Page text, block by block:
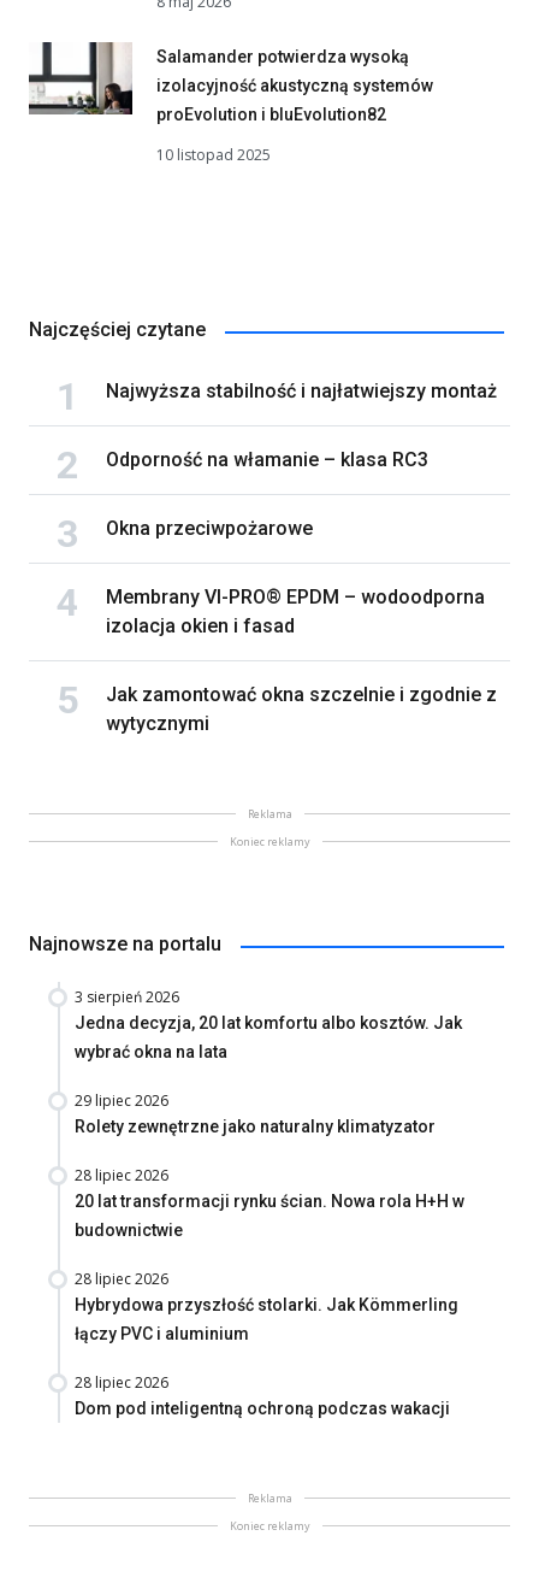
Salamander potwierdza wysoką
izolacyjność akustyczną systemów
proEvolution i bluEvolution82
10 listopad 2025
Najczęściej czytane
Najwyższa stabilność i najłatwiejszy montaż
Odporność na włamanie – klasa RC3
Okna przeciwpożarowe
Membrany VI-PRO® EPDM – wodoodporna
izolacja okien i fasad
Jak zamontować okna szczelnie i zgodnie z
wytycznymi
Reklama
Koniec reklamy
Najnowsze na portalu
3 sierpień 2026
Jedna decyzja, 20 lat komfortu albo kosztów. Jak
wybrać okna na lata
29 lipiec 2026
Rolety zewnętrzne jako naturalny klimatyzator
28 lipiec 2026
20 lat transformacji rynku ścian. Nowa rola H+H w
budownictwie
28 lipiec 2026
Hybrydowa przyszłość stolarki. Jak Kömmerling
łączy PVC i aluminium
28 lipiec 2026
Dom pod inteligentną ochroną podczas wakacji
Reklama
Koniec reklamy